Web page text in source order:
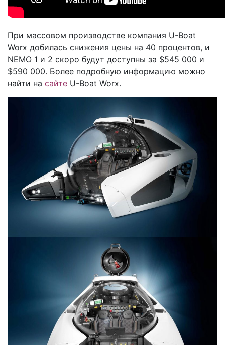
При массовом производстве компания U-Boat
Worx добилась снижения цены на 40 процентов, и
NEMO 1 и 2 скоро будут доступны за $545 000 и
$590 000. Более подробную информацию можно
найти на сайте U-Boat Worx.